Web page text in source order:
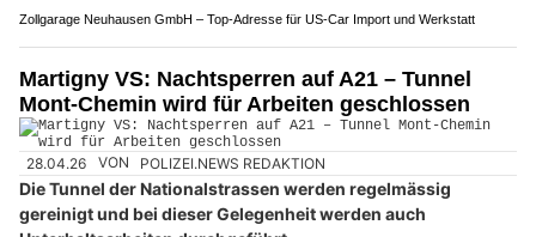
Zollgarage Neuhausen GmbH – Top-Adresse für US-Car Import und Werkstatt
Martigny VS: Nachtsperren auf A21 – Tunnel
Mont-Chemin wird für Arbeiten geschlossen
28.04.26 VON POLIZEI.NEWS REDAKTION
Die Tunnel der Nationalstrassen werden regelmässig
gereinigt und bei dieser Gelegenheit werden auch